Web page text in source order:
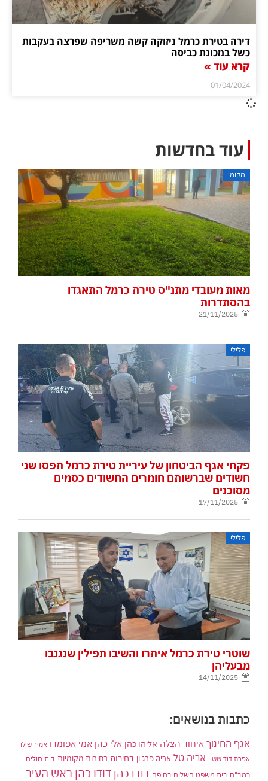
דירה בטירת כרמל ניזוקה קשה משריפה שפרצה בעקבות
כשל במכונת כביסה
קרא עוד »
01/04/2024
עוד בחדשות
מקומי
מאות מעובדי מתנ"ס טירת כרמל התאגדו
בהסתדרות
21/11/2025
פלילי
פקחי אגף הביטחון של עיריית טירת כרמל תפסו שני
חשודים שברשותם חומרים החשודים כסמים
מסוכנים
17/11/2025
פלילי
שוטרי טירת כרמל איתרו והשיבו תפילין שנגנבו
מבעליהן
14/11/2025
כתבות בנושאים:
אגף החינוך איחוד הצלה אליהו כהן אלי כהן אמי אפומדו אמיר שילו
אפרת דוד ששון אריה טל אריה פרג'ון בחירות בחירות מקומיות בית חולים
רמב"ם בית משפט השלום בחיפה דודו כהן דודו כהן ראש העיר